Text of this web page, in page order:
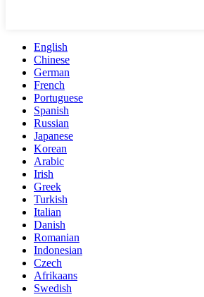
English
Chinese
German
French
Portuguese
Spanish
Russian
Japanese
Korean
Arabic
Irish
Greek
Turkish
Italian
Danish
Romanian
Indonesian
Czech
Afrikaans
Swedish